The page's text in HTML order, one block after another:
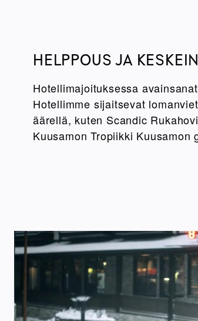
HELPPOUS JA
Hotellimajoituksessa
Hotellimme sijaitsevat
äärellä, kuten Scandic
Kuusamon Tropiikki Kuusamon